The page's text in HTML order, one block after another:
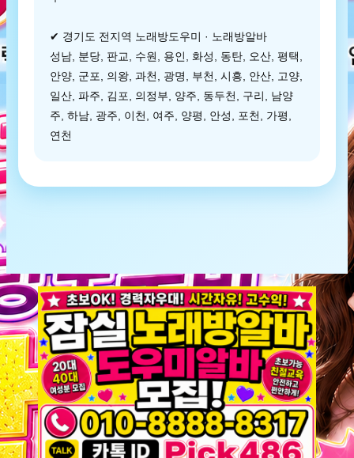
✔ 경기도 전지역 노래방도우미 · 노래방알바
성남, 분당, 판교, 수원, 용인, 화성, 동탄, 오산, 평택,
안양, 군포, 의왕, 과천, 광명, 부천, 시흥, 안산, 고양,
일산, 파주, 김포, 의정부, 양주, 동두천, 구리, 남양
주, 하남, 광주, 이천, 여주, 양평, 안성, 포천, 가평,
연천